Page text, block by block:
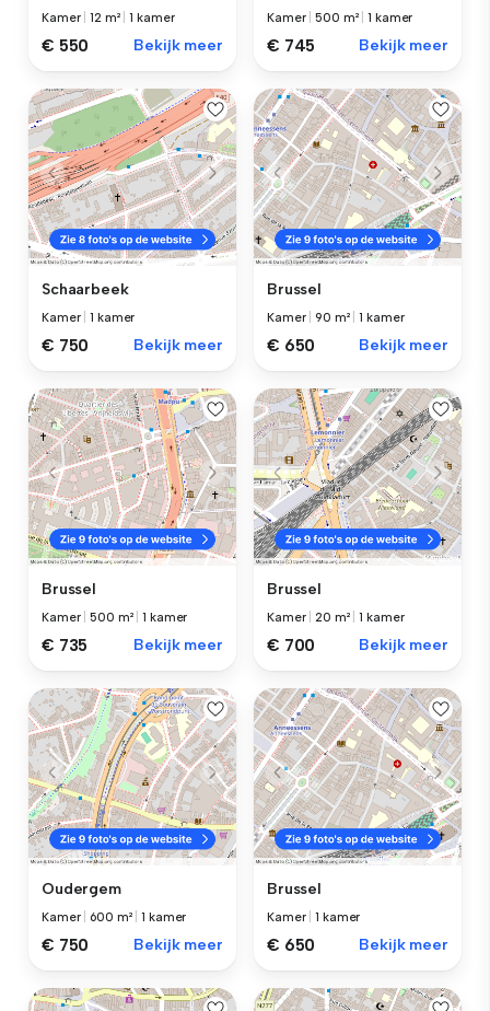
Kamer |12 m² |1 kamer
€ 550 Bekijk meer
Kamer |500 m² |1 kamer
€ 745 Bekijk meer
Schaarbeek
Kamer |1 kamer
€ 750 Bekijk meer
Brussel
Kamer |90 m² |1 kamer
€ 650 Bekijk meer
Brussel
Kamer |500 m² |1 kamer
€ 735 Bekijk meer
Brussel
Kamer |20 m² |1 kamer
€ 700 Bekijk meer
Oudergem
Kamer 600 m² |1 kamer
€ 750 Bekijk meer
Brussel
Kamer |1 kamer
€ 650 Bekijk meer